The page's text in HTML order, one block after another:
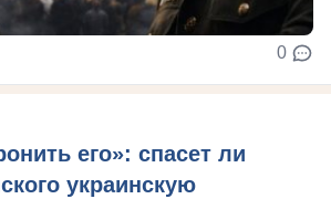
0
его»: спасет ли
украинскую